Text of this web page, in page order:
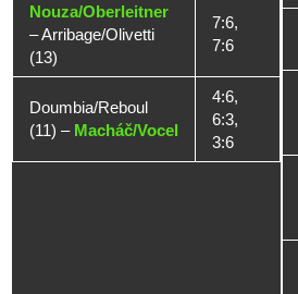
Nouza/Oberleitner
–Arribage/Olivetti
(13)
7:6,
7:6
Doumbia/Reboul
(11) – Macháč/Vocel
4:6,
6:3,
3:6